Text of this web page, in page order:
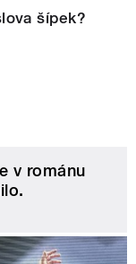
šípek?
v románu